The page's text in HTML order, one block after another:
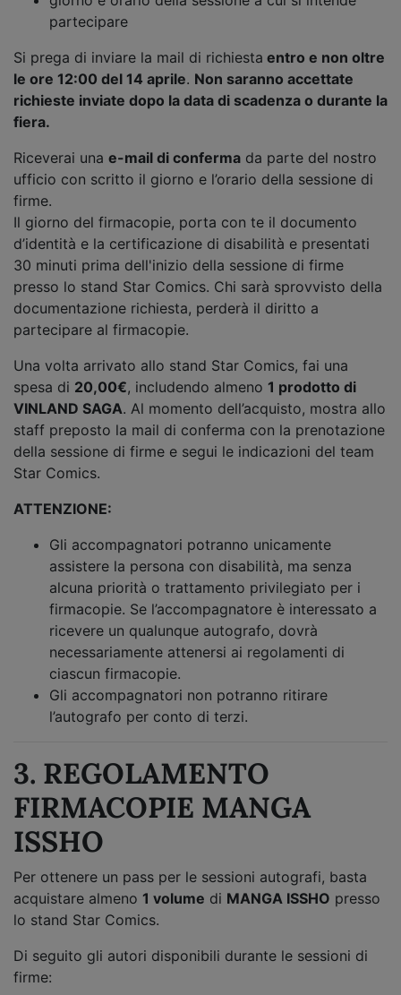
partecipare
Si prega di inviare la mail di richiesta entro e non oltre
le ore 12:00 del 14 aprile. Non saranno accettate
richieste inviate dopo la data di scadenza o durante la
fiera.
Riceverai una e-mail di conferma da parte del nostro
ufficio con scritto il giorno e l’orario della sessione di
firme.
Il giorno del firmacopie, porta con te il documento
d’identità e la certificazione di disabilità e presentati
30 minuti prima dell'inizio della sessione di firme
presso lo stand Star Comics. Chi sarà sprovvisto della
documentazione richiesta, perderà il diritto a
partecipare al firmacopie.
Una volta arrivato allo stand Star Comics, fai una
spesa di 20,00€, includendo almeno 1 prodotto di
VINLAND SAGA. Al momento dell’acquisto, mostra allo
staff preposto la mail di conferma con la prenotazione
della sessione di firme e segui le indicazioni del team
Star Comics.
ATTENZIONE:
Gli accompagnatori potranno unicamente
assistere la persona con disabilità, ma senza
alcuna priorità o trattamento privilegiato per i
firmacopie. Se l’accompagnatore è interessato a
ricevere un qualunque autografo, dovrà
necessariamente attenersi ai regolamenti di
ciascun firmacopie.
Gli accompagnatori non potranno ritirare
l’autografo per conto di terzi.
3. REGOLAMENTO
FIRMACOPIE MANGA
ISSHO
Per ottenere un pass per le sessioni autografi, basta
acquistare almeno 1 volume di MANGA ISSHO presso
lo stand Star Comics.
Di seguito gli autori disponibili durante le sessioni di
firme: